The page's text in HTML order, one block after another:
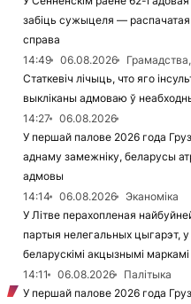
забіць сужыцеля —
справа
14:49
06.08.2026
Статкевіч лічыць, что яго
выкліканы адмоваю ў
14:27
06.08.2026
У першай палове 2026 года
аднаму замежніку, беларусы
адмовы
14:14
06.08.2026
Эканоміка
У Літве перахопленая
партыя нелегальных цыгарэт, у
беларускімі акцызнымі маркамі
14:11
06.08.2026
Палітыка
У першай палове 2026 года